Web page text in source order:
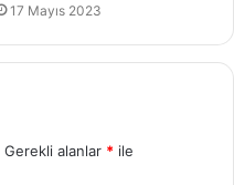
17 Mayıs 2023
Gerekli alanlar * ile